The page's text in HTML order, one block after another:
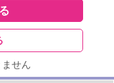
せん